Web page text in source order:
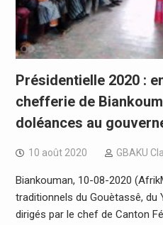
Présidentielle 2020 :
chefferie de
doléances au
10 août 2020 GBAKU
Biankouman, 10-08-2020
traditionnels du Gouètassê, du
dirigés par le chef de Canton